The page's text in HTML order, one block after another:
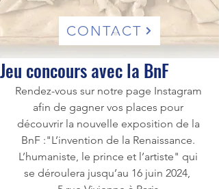
CONTACT
Jeu concours avec la BnF
Rendez-vous sur notre page Instagram
afin de gagner vos places pour
découvrir la nouvelle exposition de la
BnF :"L’invention de la Renaissance.
L’humaniste, le prince et l’artiste" qui
se déroulera jusqu’au 16 juin 2024,